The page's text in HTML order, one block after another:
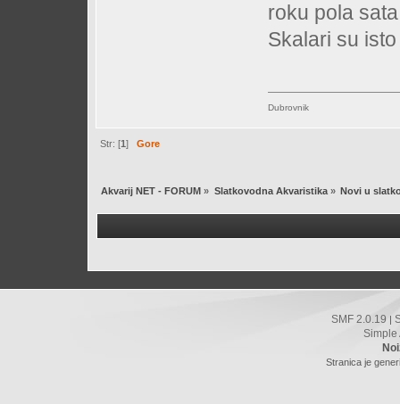
roku pola
Skalari su
Dubrovnik
Str: [1]Gore
Akvarij NET - FORUM » Slatkovodna Akvaristika» Novi u
SMF 2.0.19 |
Simple
Stranica je